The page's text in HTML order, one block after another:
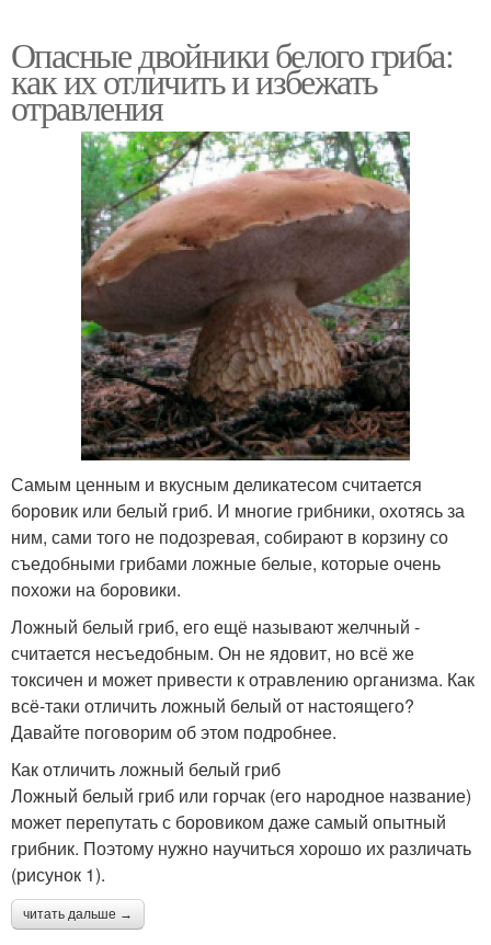
Опасные двойники белого гриба:
как их отличить и избежать
отравления
Самым ценным и вкусным деликатесом считается
боровик или белый гриб. И многие грибники, охотясь за
ним, сами того не подозревая, собирают в корзину со
съедобными грибами ложные белые, которые очень
похожи на боровики.
Ложный белый гриб, его ещё называют желчный -
считается несъедобным. Он не ядовит, но всё же
токсичен и может привести к отравлению организма. Как
всё-таки отличить ложный белый от настоящего?
Давайте поговорим об этом подробнее.
Как отличить ложный белый гриб
Ложный белый гриб или горчак (его народное название)
может перепутать с боровиком даже самый опытный
грибник. Поэтому нужно научиться хорошо их различать
(рисунок 1).
читать дальше →